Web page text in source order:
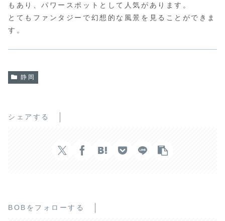
もあり、パワースポットとして人気があります。
とてもファンタジーで幻想的な風景を見ることができま
す。
静岡
シェアする
BOBをフォローする